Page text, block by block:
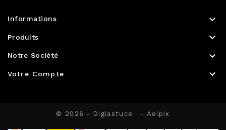
Informations 
Produits 
Notre Société 
Votre Compte 
© 2026 - Digiastuce - Aeipix